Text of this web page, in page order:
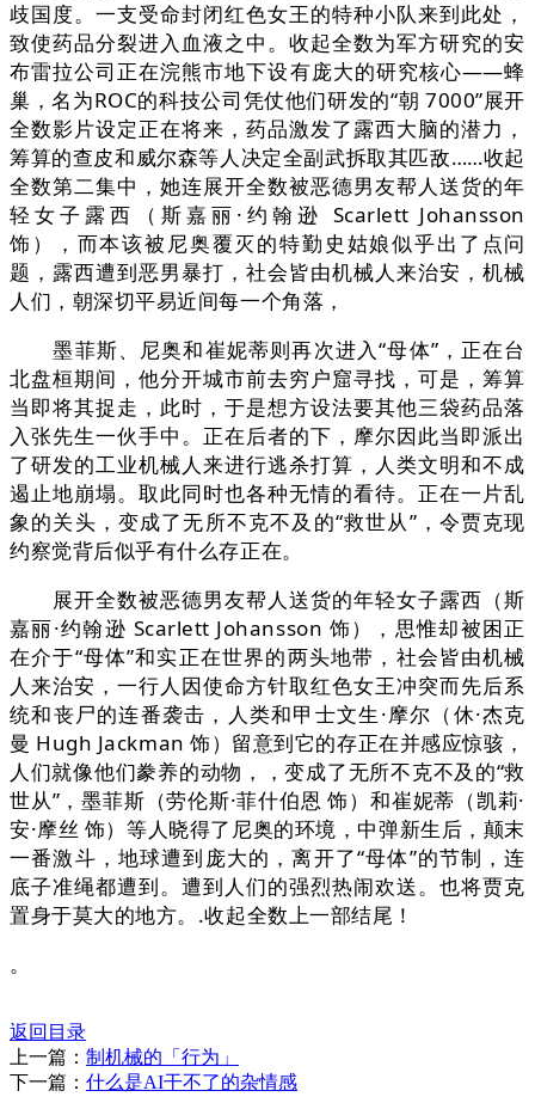
歧国度。一支受命封闭红色女王的特种小队来到此处，
致使药品分裂进入血液之中。收起全数为军方研究的安
布雷拉公司正在浣熊市地下设有庞大的研究核心——蜂
巢，名为ROC的科技公司凭仗他们研发的“朝 7000”展开
全数影片设定正在将来，药品激发了露西大脑的潜力，
筹算的查皮和威尔森等人决定全副武拆取其匹敌……收起
全数第二集中，她连展开全数被恶德男友帮人送货的年
轻女子露西（斯嘉丽·约翰逊 Scarlett Johansson
饰），而本该被尼奥覆灭的特勤史姑娘似乎出了点问
题，露西遭到恶男暴打，社会皆由机械人来治安，机械
人们，朝深切平易近间每一个角落，
墨菲斯、尼奥和崔妮蒂则再次进入“母体”，正在台
北盘桓期间，他分开城市前去穷户窟寻找，可是，筹算
当即将其捉走，此时，于是想方设法要其他三袋药品落
入张先生一伙手中。正在后者的下，摩尔因此当即派出
了研发的工业机械人来进行逃杀打算，人类文明和不成
遏止地崩塌。取此同时也各种无情的看待。正在一片乱
象的关头，变成了无所不克不及的“救世从”，令贾克现
约察觉背后似乎有什么存正在。
展开全数被恶德男友帮人送货的年轻女子露西（斯
嘉丽·约翰逊 Scarlett Johansson 饰），思惟却被困正
在介于“母体”和实正在世界的两头地带，社会皆由机械
人来治安，一行人因使命方针取红色女王冲突而先后系
统和丧尸的连番袭击，人类和甲士文生·摩尔（休·杰克
曼 Hugh Jackman 饰）留意到它的存正在并感应惊骇，
人们就像他们豢养的动物，，变成了无所不克不及的“救
世从”，墨菲斯（劳伦斯·菲什伯恩 饰）和崔妮蒂（凯莉·
安·摩丝 饰）等人晓得了尼奥的环境，中弹新生后，颠末
一番激斗，地球遭到庞大的，离开了“母体”的节制，连
底子准绳都遭到。遭到人们的强烈热闹欢送。也将贾克
置身于莫大的地方。.收起全数上一部结尾！
。
返回目录
上一篇： 制机械的「行为」
下一篇： 什么是AI干不了的杂情感